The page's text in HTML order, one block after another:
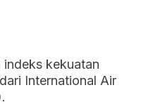
indeks kekuatan
International Air